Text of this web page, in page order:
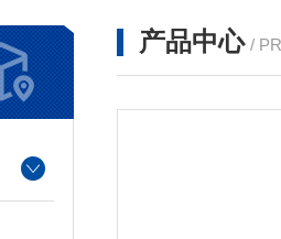
产品中心 /